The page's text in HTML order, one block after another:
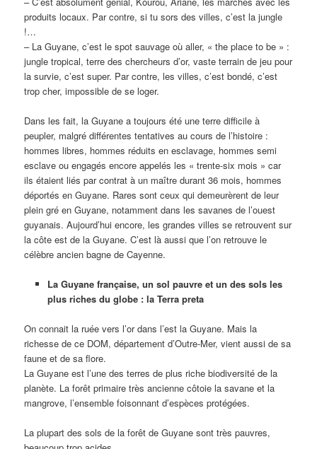
produits locaux. Par contre, si tu sors des villes, c’est la jungle
!…
– La Guyane, c’est le spot sauvage où aller, « the place to be » :
jungle tropical, terre des chercheurs d’or, vaste terrain de jeu pour
la survie, c’est super. Par contre, les villes, c’est bondé, c’est
trop cher, impossible de se loger.
Dans les fait, la Guyane a toujours été une terre difficile à
peupler, malgré différentes tentatives au cours de l’histoire :
hommes libres, hommes réduits en esclavage, hommes semi
esclave ou engagés encore appelés les « trente-six mois » car
ils étaient liés par contrat à un maître durant 36 mois, hommes
déportés en Guyane. Rares sont ceux qui demeurèrent de leur
plein gré en Guyane, notamment dans les savanes de l’ouest
guyanais. Aujourd’hui encore, les grandes villes se retrouvent sur
la côte est de la Guyane. C’est là aussi que l’on retrouve le
célèbre ancien bagne de Cayenne.
La Guyane française, un sol pauvre et un des sols les
plus riches du globe : la Terra preta
On connait la ruée vers l’or dans l’est la Guyane. Mais la
richesse de ce DOM, département d’Outre-Mer, vient aussi de sa
faune et de sa flore.
La Guyane est l’une des terres de plus riche biodiversité de la
planète. La forêt primaire très ancienne côtoie la savane et la
mangrove, l’ensemble foisonnant d’espèces protégées.
La plupart des sols de la forêt de Guyane sont très pauvres,